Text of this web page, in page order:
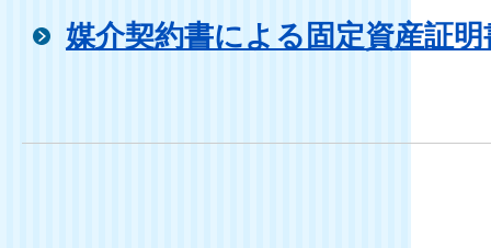
媒介契約書による固定資産証